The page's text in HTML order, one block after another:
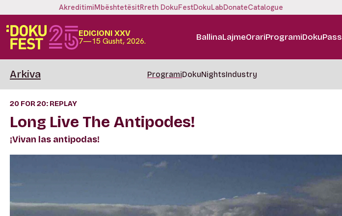
AkreditimiMbështetësitRreth DokuFestDokuLabDonateCatalogue
EDICIONI XXV
7—15 Gusht, 2026. BallinaLajmeOrariProgramiDokuPass
Arkiva ProgramiDokuNightsIndustry
20 FOR 20: REPLAY
Long Live The Antipodes!
¡Vivan las antipodas!